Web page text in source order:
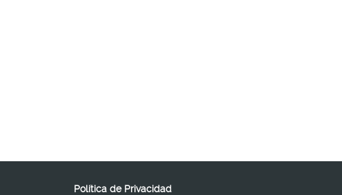
Política de Privacidad